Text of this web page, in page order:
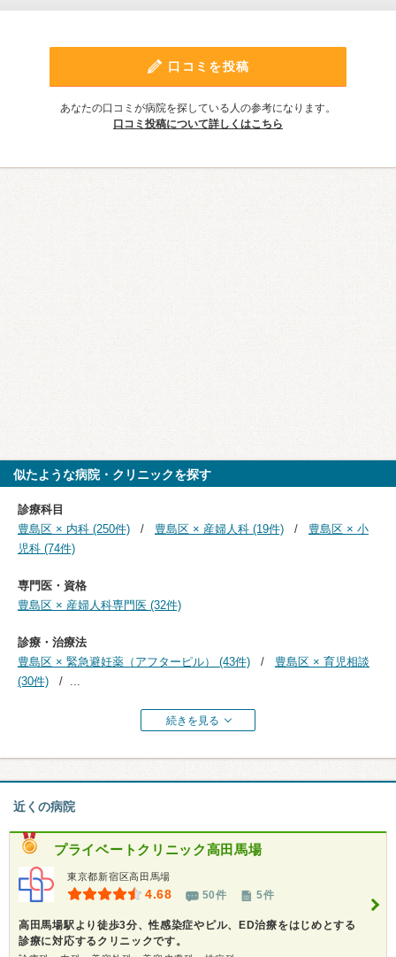
口コミを投稿
あなたの口コミが病院を探している人の参考になります。
口コミ投稿について詳しくはこちら
似たような病院・クリニックを探す
診療科目
豊島区 × 内科 (250件)
豊島区 × 産婦人科 (19件)
豊島区 × 小
児科 (74件)
専門医・資格
豊島区 × 産婦人科専門医 (32件)
診療・治療法
豊島区 × 緊急避妊薬（アフターピル） (43件)
豊島区 × 育児相談
(30件)
続きを見る
近くの病院
プライベートクリニック高田馬場
東京都新宿区高田馬場
4.68 50件 5件
高田馬場駅より徒歩3分、性感染症やピル、ED治療をはじめとする
診療に対応するクリニックです。